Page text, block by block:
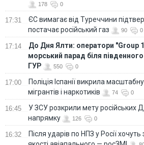
178 0
17:31
ЄС вимагає від Туреччини
постачає російський газ
90 0
17:14
До Дня Ялти: оператори "Group
морський парад біля
ГУР
550 0
17:00
Поліція Іспанії викрила
мігрантів і наркотиків
74 0
16:45
У ЗСУ розкрили мету російських
напрямку
126 0
16:32
Після ударів по НПЗ у Росії